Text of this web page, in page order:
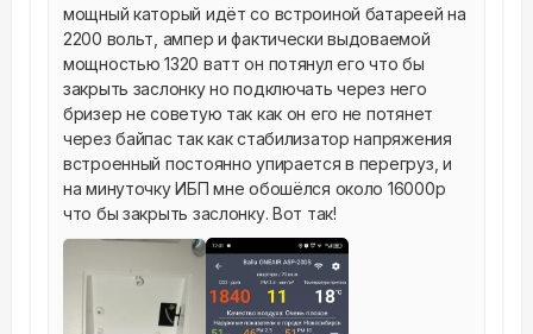
мощный каторый идёт со встроиной батареей на
2200 вольт, ампер и фактически выдоваемой
мощностью 1320 ватт он потянул его что бы
закрыть заслонку но подключать через него
бризер не советую так как он его не потянет
через байпас так как стабилизатор напряжения
встроенный постоянно упирается в перегруз, и
на минуточку ИБП мне обошёлся около 16000р
что бы закрыть заслонку. Вот так!